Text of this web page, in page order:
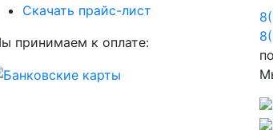
Скачать прайс-лист
принимаем к оплате: